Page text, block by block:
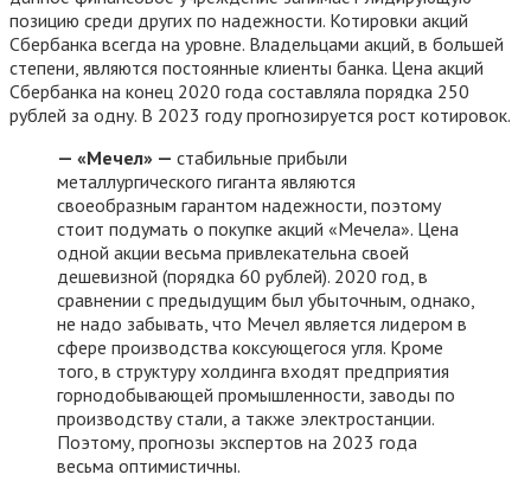
позицию среди других по надежности. Котировки акций
Сбербанка всегда на уровне. Владельцами акций, в большей
степени, являются постоянные клиенты банка. Цена акций
Сбербанка на конец 2020 года составляла порядка 250
рублей за одну. В 2023 году прогнозируется рост котировок.
— «Мечел» — стабильные прибыли
металлургического гиганта являются
своеобразным гарантом надежности, поэтому
стоит подумать о покупке акций «Мечела». Цена
одной акции весьма привлекательна своей
дешевизной (порядка 60 рублей). 2020 год, в
сравнении с предыдущим был убыточным, однако,
не надо забывать, что Мечел является лидером в
сфере производства коксующегося угля. Кроме
того, в структуру холдинга входят предприятия
горнодобывающей промышленности, заводы по
производству стали, а также электростанции.
Поэтому, прогнозы экспертов на 2023 года
весьма оптимистичны.